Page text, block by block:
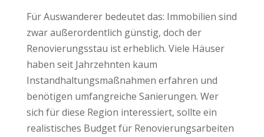
Für Auswanderer bedeutet das: Immobilien sind
zwar außerordentlich günstig, doch der
Renovierungsstau ist erheblich. Viele Häuser
haben seit Jahrzehnten kaum
Instandhaltungsmaßnahmen erfahren und
benötigen umfangreiche Sanierungen. Wer
sich für diese Region interessiert, sollte ein
realistisches Budget für Renovierungsarbeiten